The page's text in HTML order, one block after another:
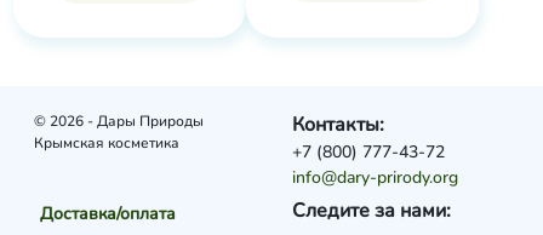
© 2026 - Дары Природы
Крымская косметика
Доставка/оплата
Следите за нами:
Контакты:
+7 (800) 777-43-72
info@dary-prirody.org